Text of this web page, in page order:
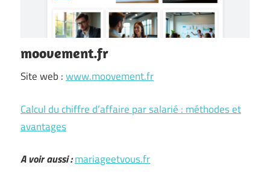
moovement.fr
Site web :www.moovement.fr
Calcul du chiffre d’affaire par salarié : méthodes et
avantages
A voir aussi :mariageetvous.fr